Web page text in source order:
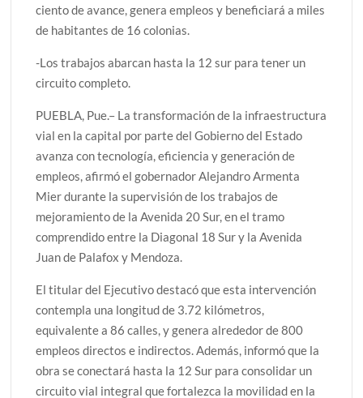
ciento de avance, genera empleos y beneficiará a miles
de habitantes de 16 colonias.
-Los trabajos abarcan hasta la 12 sur para tener un
circuito completo.
PUEBLA, Pue.– La transformación de la infraestructura
vial en la capital por parte del Gobierno del Estado
avanza con tecnología, eficiencia y generación de
empleos, afirmó el gobernador Alejandro Armenta
Mier durante la supervisión de los trabajos de
mejoramiento de la Avenida 20 Sur, en el tramo
comprendido entre la Diagonal 18 Sur y la Avenida
Juan de Palafox y Mendoza.
El titular del Ejecutivo destacó que esta intervención
contempla una longitud de 3.72 kilómetros,
equivalente a 86 calles, y genera alrededor de 800
empleos directos e indirectos. Además, informó que la
obra se conectará hasta la 12 Sur para consolidar un
circuito vial integral que fortalezca la movilidad en la